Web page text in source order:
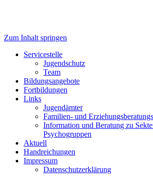
Servicestelle Kinder-
Jugendschutz
Zum Inhalt springen
Servicestelle
Jugendschutz
Team
Bildungsangebote
Fortbildungen
Links
Jugendämter
Familien- und
Information und Beratung zu
Psychogruppen
Aktuell
Handreichungen
Impressum
Datenschutzerklärung